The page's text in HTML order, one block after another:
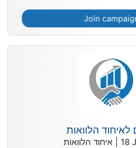
Join
לאיחוד הלוואות
איחוד הלוואות 18